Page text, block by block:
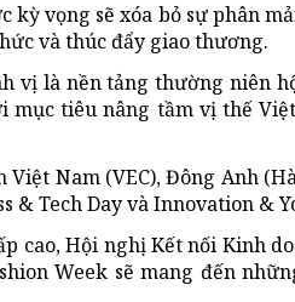
vọng sẽ xóa bỏ sự phân
và thúc đẩy giao thương.
vị là nền tảng thường niên
mục tiêu nâng tầm vị thế
Nam (VEC), Đông Anh
& Tech Day và Innovation &
cao, Hội nghị Kết nối Kinh
Week sẽ mang đến